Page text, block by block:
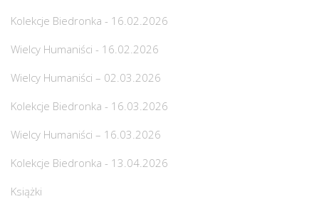
Kolekcje Biedronka - 16.02.2026
Wielcy Humaniści - 16.02.2026
Wielcy Humaniści – 02.03.2026
Kolekcje Biedronka - 16.03.2026
Wielcy Humaniści – 16.03.2026
Kolekcje Biedronka - 13.04.2026
Książki